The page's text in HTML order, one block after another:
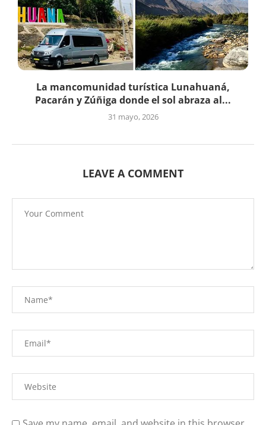
La mancomunidad turística Lunahuaná,
Pacarán y Zúñiga donde el sol abraza al...
31 mayo, 2026
LEAVE A COMMENT